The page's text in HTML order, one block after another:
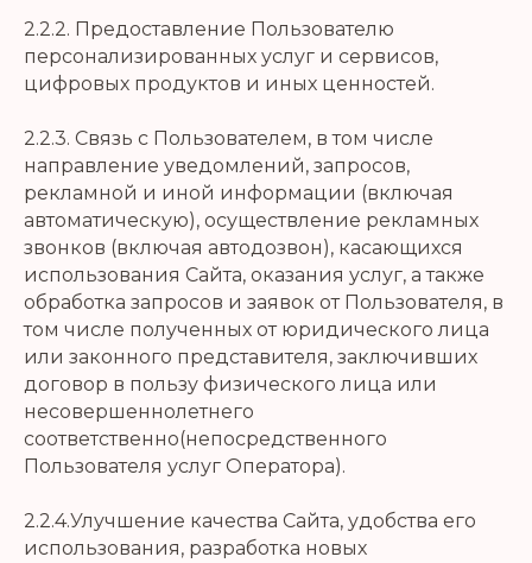
2.2.2. Предоставление Пользователю
персонализированных услуг и сервисов,
цифровых продуктов и иных ценностей.
2.2.3. Связь с Пользователем, в том числе
направление уведомлений, запросов,
рекламной и иной информации (включая
автоматическую), осуществление рекламных
звонков (включая автодозвон), касающихся
использования Сайта, оказания услуг, а также
обработка запросов и заявок от Пользователя, в
том числе полученных от юридического лица
или законного представителя, заключивших
договор в пользу физического лица или
несовершеннолетнего
соответственно(непосредственного
Пользователя услуг Оператора).
2.2.4.Улучшение качества Сайта, удобства его
использования, разработка новых